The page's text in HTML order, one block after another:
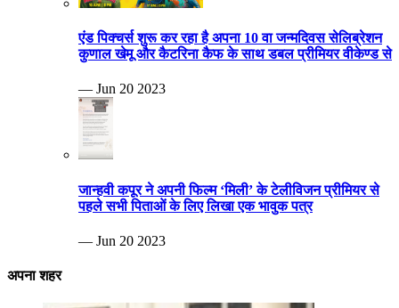
एंड पिक्चर्स शुरू कर रहा है अपना 10 वा जन्मदिवस सेलिब्रेशन
कुणाल खेमू और कैटरिना कैफ के साथ डबल प्रीमियर वीकेण्ड से
— Jun 20 2023
जान्हवी कपूर ने अपनी फिल्म ‘मिली’ के टेलीविजन प्रीमियर से
पहले सभी पिताओं के लिए लिखा एक भावुक पत्र
— Jun 20 2023
अपना शहर